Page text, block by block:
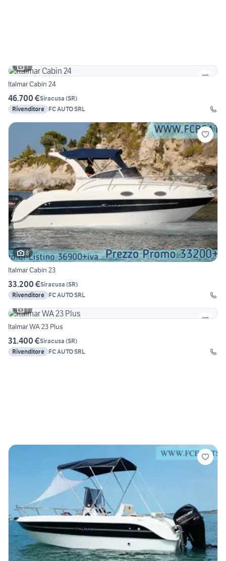
7
Italmar Cabin 24
46.700 €Siracusa (SR)
Rivenditore FC AUTO SRL
8
Italmar Cabin 23
33.200 €Siracusa (SR)
Rivenditore FC AUTO SRL
7
Italmar WA 23 Plus
31.400 €Siracusa (SR)
Rivenditore FC AUTO SRL